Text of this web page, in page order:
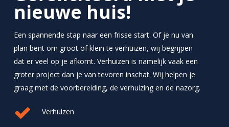
Zakelijk
Archief services
Stadslogistiek
nieuwe huis!
Een spannende stap naar een frisse start. Of je nu van
plan bent om groot of klein te verhuizen, wij begrijpen
dat er veel op je afkomt. Verhuizen is namelijk vaak een
groter project dan je van tevoren inschat. Wij helpen je
graag met de voorbereiding, de verhuizing en de nazorg.
Verhuizen